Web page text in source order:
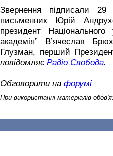
Звернення підписали 29
письменник Юрій
президент Національного
академія” В’ячеслав
Глузман, перший
повідомляє Радіо Свобода.
Обговорити на форумі
При використанні матеріалів